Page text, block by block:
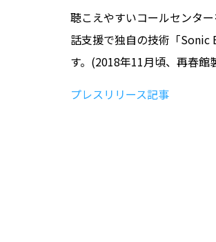
聴こえやすいコールセンタ
話支援で独自の技術「Sonic
す。(2018年11月頃、再春
プレスリリース記事